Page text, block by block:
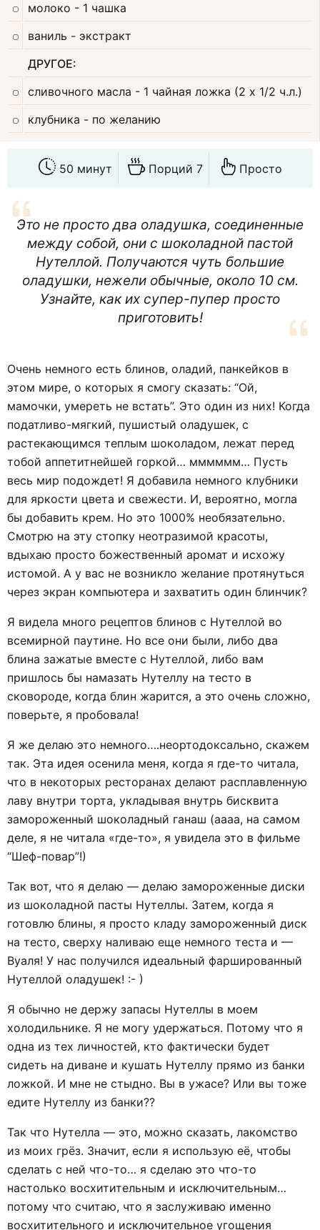
молоко - 1 чашка
ваниль - экстракт
ДРУГОЕ:
сливочного масла - 1 чайная ложка (2 х 1/2 ч.л.)
клубника - по желанию
50 минут Порций 7 Просто
Это не просто два оладушка, соединенные
между собой, они с шоколадной пастой
Нутеллой. Получаются чуть большие
оладушки, нежели обычные, около 10 см.
Узнайте, как их супер-пупер просто
приготовить!
Очень немного есть блинов, оладий, панкейков в
этом мире, о которых я смогу сказать: “Ой,
мамочки, умереть не встать”. Это один из них! Когда
податливо-мягкий, пушистый оладушек, с
растекающимся теплым шоколадом, лежат перед
тобой аппетитнейшей горкой… мммммм… Пусть
весь мир подождет! Я добавила немного клубники
для яркости цвета и свежести. И, вероятно, могла
бы добавить крем. Но это 1000% необязательно.
Смотрю на эту стопку неотразимой красоты,
вдыхаю просто божественный аромат и исхожу
истомой. А у вас не возникло желание протянуться
через экран компьютера и захватить один блинчик?
Я видела много рецептов блинов с Нутеллой во
всемирной паутине. Но все они были, либо два
блина зажатые вместе с Нутеллой, либо вам
пришлось бы намазать Нутеллу на тесто в
сковороде, когда блин жарится, а это очень сложно,
поверьте, я пробовала!
Я же делаю это немного….неортодоксально, скажем
так. Эта идея осенила меня, когда я где-то читала,
что в некоторых ресторанах делают расплавленную
лаву внутри торта, укладывая внутрь бисквита
замороженный шоколадный ганаш (аааа, на самом
деле, я не читала «где-то», я увидела это в фильме
“Шеф-повар”!)
Так вот, что я делаю — делаю замороженные диски
из шоколадной пасты Нутеллы. Затем, когда я
готовлю блины, я просто кладу замороженный диск
на тесто, сверху наливаю еще немного теста и —
Вуаля! У нас получился идеальный фаршированный
Нутеллой оладушек! :- )
Я обычно не держу запасы Нутеллы в моем
холодильнике. Я не могу удержаться. Потому что я
одна из тех личностей, кто фактически будет
сидеть на диване и кушать Нутеллу прямо из банки
ложкой. И мне не стыдно. Вы в ужасе? Или вы тоже
едите Нутеллу из банки??
Так что Нутелла — это, можно сказать, лакомство
из моих грёз. Значит, если я использую её, чтобы
сделать с ней что-то… я сделаю это что-то
настолько восхитительным и исключительным…
потому что считаю, что я заслуживаю именно
восхитительного и исключительное угощения